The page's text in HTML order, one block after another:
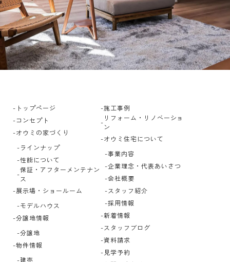
トップページ
コンセプト
オウミの家づくり
ラインナップ
性能について
保証・アフターメンテナン
ス
展示場・ショールーム
モデルハウス
分譲地情報
分譲地
物件情報
建売
施工事例
リフォーム・リノベーショ
ン
オウミ住宅について
事業内容
企業理念・代表あいさつ
会社概要
スタッフ紹介
採用情報
新着情報
スタッフブログ
資料請求
見学予約